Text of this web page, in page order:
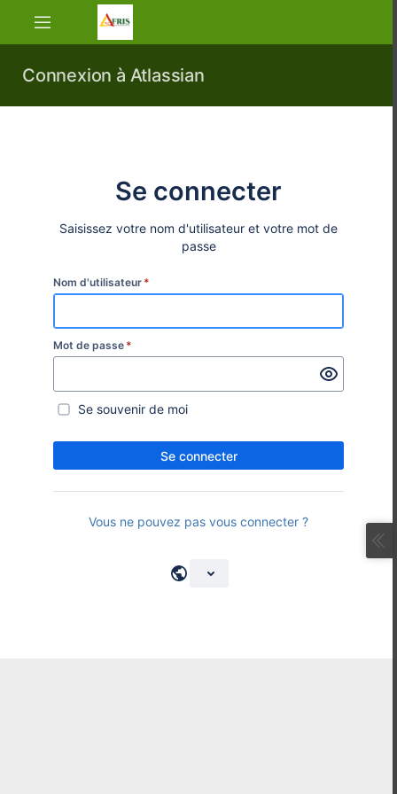
directement
au
principalConnexion à Atlassian
Se connecter
Saisissez votre nom d'utilisateur et votre mot de
passe
Nom d'utilisateur *
Mot de passe *
Se souvenir de moi
Se connecter
Vous ne pouvez pas vous connecter ?